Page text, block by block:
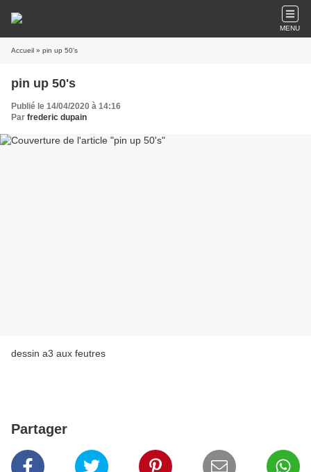
MENU
Accueil » pin up 50's
pin up 50's
Publié le 14/04/2020 à 14:16
Par frederic dupain
dessin a3 aux feutres
Partager